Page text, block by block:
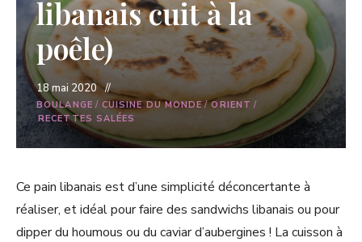
libanais cuit à la
poêle)
18 mai 2020
BOULANGE / CUISINE DU MONDE/ORIENT /
RECETTES SALÉES
Ce pain libanais est d’une simplicité déconcertante à
réaliser, et idéal pour faire des sandwichs libanais ou pour
dipper du houmous ou du caviar d’aubergines ! La cuisson à